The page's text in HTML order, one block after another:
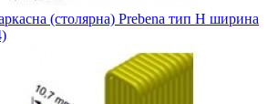
(столярна) Prebena тип H ширина